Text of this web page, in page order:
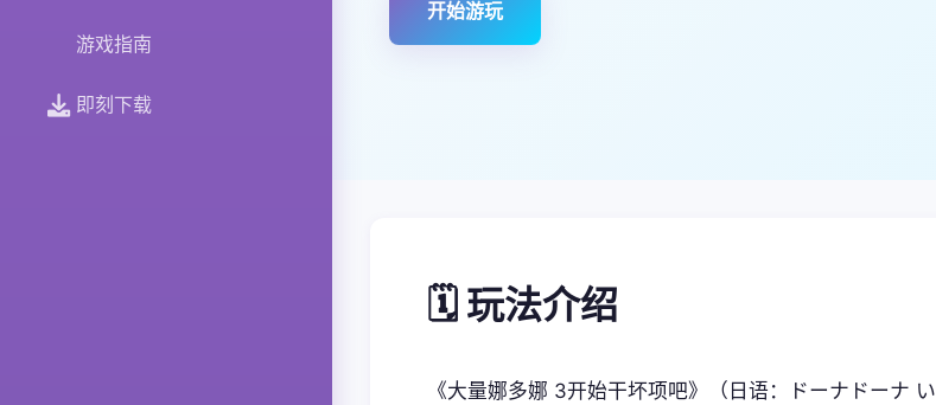
游戏指南
即刻下载
开始游玩
🗓️ 玩法介绍
《大量娜多娜 3开始干坏项吧》（日语：ドーナドーナ い